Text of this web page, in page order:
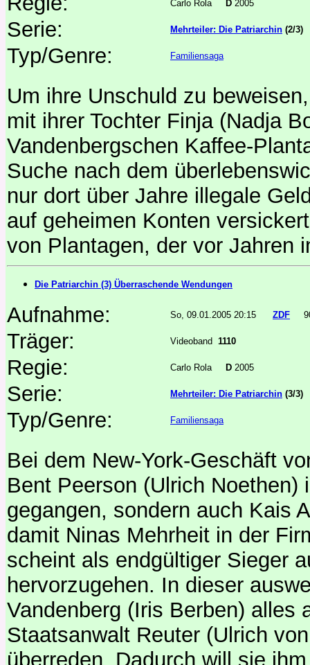
Carlo Rola D 2005
Serie: Mehrteiler: Die Patriarchin (2/3)
Typ/Genre: Familiensaga
Um ihre Unschuld zu
mit ihrer Tochter Finja (Nadja
Vandenbergschen Kaffee-
Suche nach dem
nur dort über Jahre illegale
auf geheimen Konten
von Plantagen, der vor Jahren
Die Patriarchin (3) Überraschende Wendungen
Aufnahme: So, 09.01.2005 20:15 ZDF
Träger: Videoband 1110
Regie: Carlo Rola D 2005
Serie: Mehrteiler: Die Patriarchin (3/3)
Typ/Genre: Familiensaga
Bei dem New-York-Geschäft
Bent Peerson (Ulrich
gegangen, sondern auch Kais
damit Ninas Mehrheit in der
scheint als endgültiger Sieger
hervorzugehen. In dieser
Vandenberg (Iris Berben) alles
Staatsanwalt Reuter (Ulrich
überreden. Dadurch will sie